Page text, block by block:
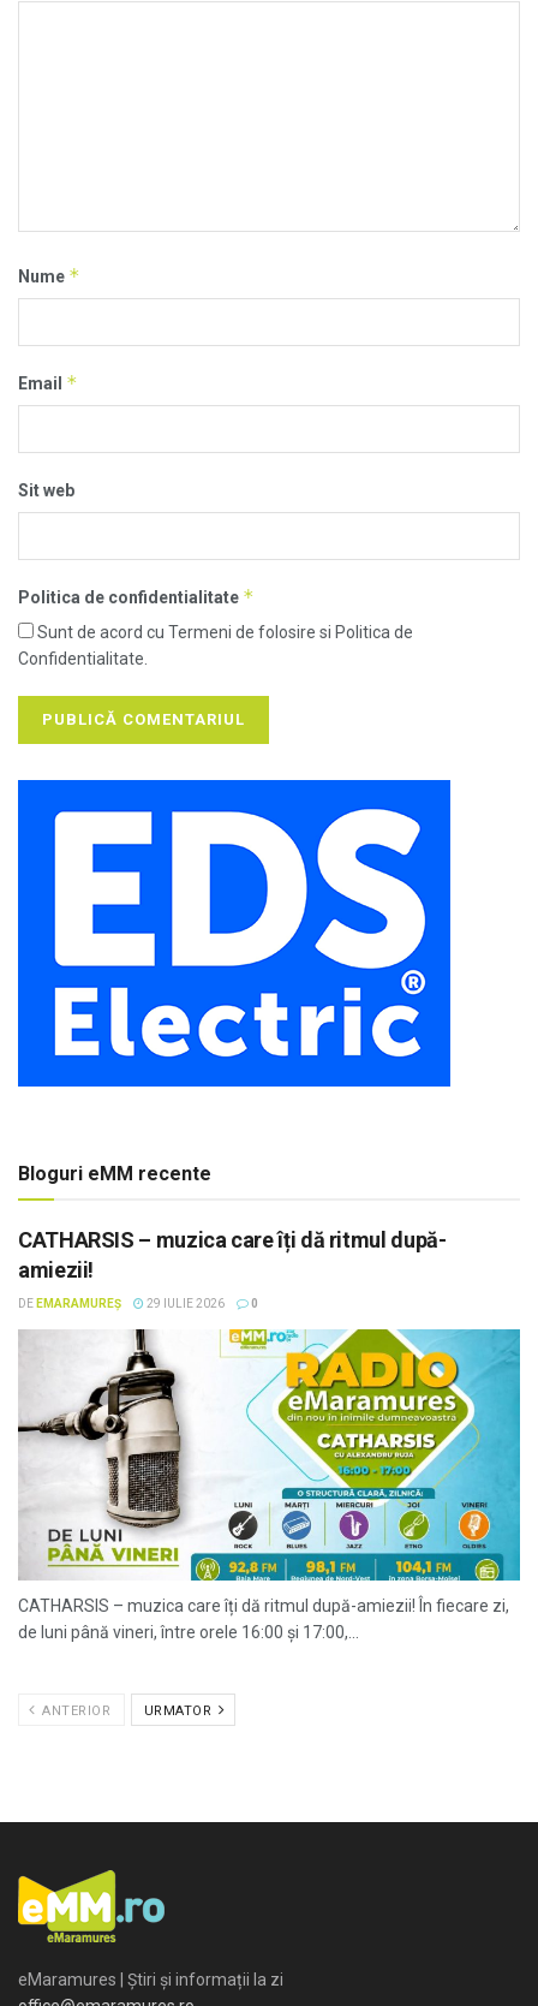
Nume *
Email *
Sit web
Politica de confidentialitate *
Sunt de acord cu Termeni de folosire si Politica de
Confidentialitate.
Bloguri eMM recente
CATHARSIS – muzica care îți dă ritmul după-
amiezii!
DE EMARAMUREȘ 29 IULIE 2026 0
CATHARSIS – muzica care îți dă ritmul după-amiezii! În fiecare zi,
de luni până vineri, între orele 16:00 și 17:00,...
ANTERIOR URMATOR
eMaramures | Știri și informații la zi